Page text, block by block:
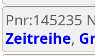
Pnr:145235
Zeitreihe,